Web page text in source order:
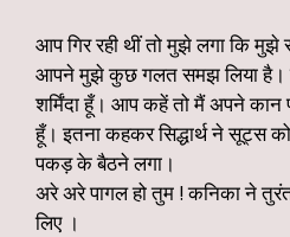
आप गिर रही थीं तो मुझे लगा कि मुझे
आपने मुझे कुछ गलत समझ लिया है।
शर्मिंदा हूँ। आप कहें तो मैं अपने
हूँ। इतना कहकर सिद्धार्थ ने सूट्स
पकड़ के बैठने लगा।
अरे अरे पागल हो तुम ! कनिका ने
लिए ।